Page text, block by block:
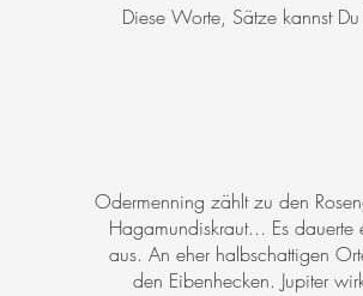
Diese Worte, Sätze kannst
Odermenning zählt zu den
Hagamundiskraut... Es
aus. An eher halbschattigen
den Eibenhecken. Jupiter